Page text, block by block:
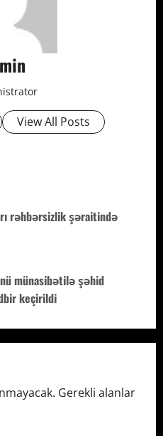
View All Posts
rəhbərsizlik şəraitində
münasibətilə şəhid
keçirildi
Gerekli alanlar